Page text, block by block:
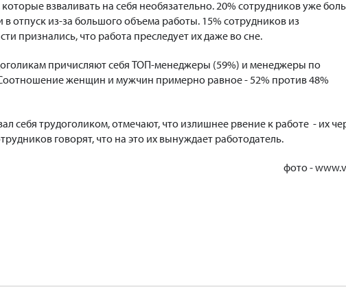
которые взваливать на себя необязательно. 20% сотрудников уже
в отпуск из-за большого объема работы. 15% сотрудников из
признались, что работа преследует их даже во сне.
причисляют себя ТОП-менеджеры (59%) и менеджеры по
женщин и мужчин примерно равное - 52% против 48%
себя трудоголиком, отмечают, что излишнее рвение к работе - их
говорят, что на это их вынуждает работодатель.
фото -